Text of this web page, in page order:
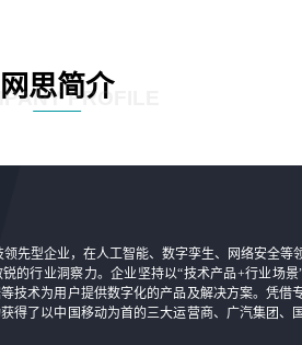
网思简介
PROFILE
领先型企业，在人工智能、数字孪生、网络安全等
的行业洞察力。企业坚持以“技术产品+行业场
技术为用户提供数字化的产品及解决方案。凭借
得了以中国移动为首的三大运营商、广汽集团、